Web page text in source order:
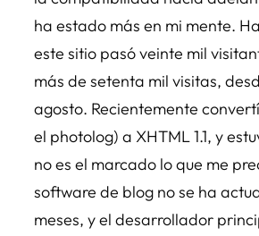
ha estado más en mi mente.
este sitio pasó veinte mil
más de setenta mil visitas,
agosto. Recientemente
el photolog) a XHTML 1.1, y
no es el marcado lo que me
software de blog no se ha
meses, y el desarrollador